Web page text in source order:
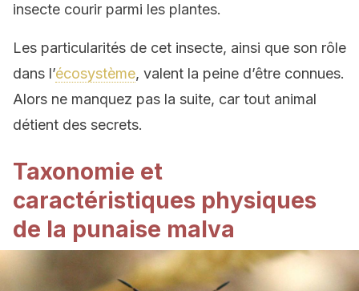
insecte courir parmi les plantes.
Les particularités de cet insecte, ainsi que son rôle
dans l’écosystème, valent la peine d’être connues.
Alors ne manquez pas la suite, car tout animal
détient des secrets.
Taxonomie et
caractéristiques physiques
de la punaise malva